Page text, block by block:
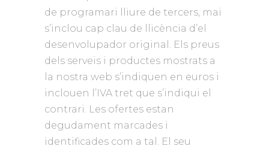
de programari lliure de tercers, mai
s’inclou cap clau de llicència d’el
desenvolupador original. Els preus
dels serveis i productes mostrats a
la nostra web s’indiquen en euros i
inclouen l’IVA tret que s’indiqui el
contrari. Les ofertes estan
degudament marcades i
identificades com a tal. El seu